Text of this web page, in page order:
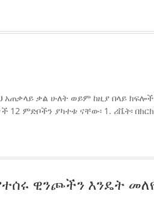
ቃል ሁለት ወይም ከዚያ በላይ
ምድቦችን ያካተቱ ናቸው፡ 1. ሪቬት፡
ዊንጮችን እንዴት